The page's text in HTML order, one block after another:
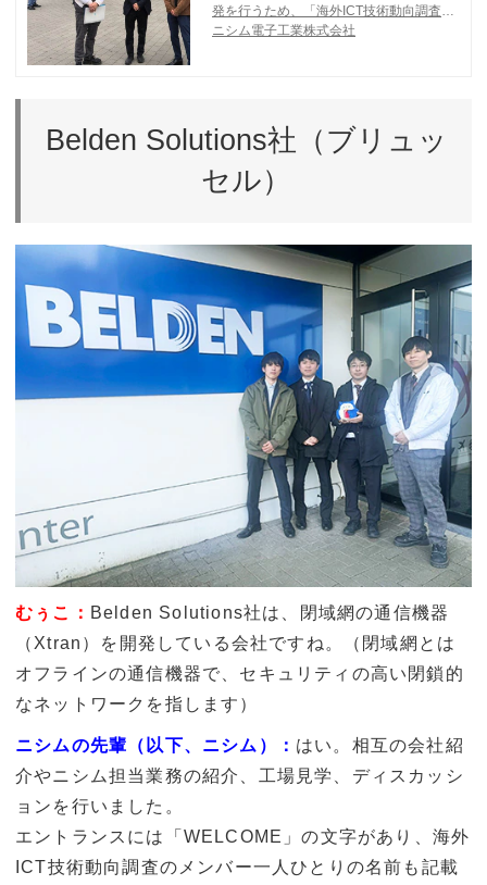
発を行うため、「海外ICT技術動向調査」
を実施しています。 ICTに関する最新知見
ニシム電子工業株式会社
Belden Solutions社（ブリュッ
セル）
むぅこ： Belden Solutions社は、閉域網の通信機器
（Xtran）を開発している会社ですね。（閉域網とは
オフラインの通信機器で、セキュリティの高い閉鎖的
なネットワークを指します）
ニシムの先輩（以下、ニシム）： はい。相互の会社紹
介やニシム担当業務の紹介、工場見学、ディスカッシ
ョンを行いました。
エントランスには「WELCOME」の文字があり、海外
ICT技術動向調査のメンバー一人ひとりの名前も記載